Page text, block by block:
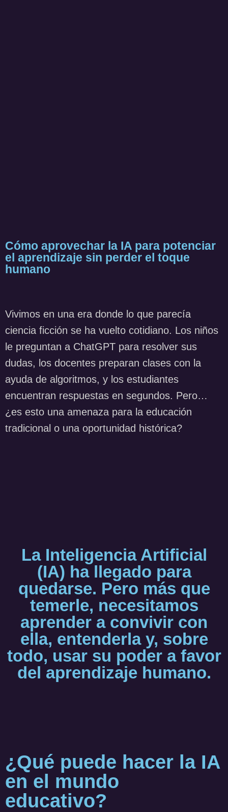
Cómo aprovechar la IA para potenciar
el aprendizaje sin perder el toque
humano
Vivimos en una era donde lo que parecía
ciencia ficción se ha vuelto cotidiano. Los niños
le preguntan a ChatGPT para resolver sus
dudas, los docentes preparan clases con la
ayuda de algoritmos, y los estudiantes
encuentran respuestas en segundos. Pero…
¿es esto una amenaza para la educación
tradicional o una oportunidad histórica?
La Inteligencia Artificial
(IA) ha llegado para
quedarse. Pero más que
temerle, necesitamos
aprender a convivir con
ella, entenderla y, sobre
todo, usar su poder a favor
del aprendizaje humano.
¿Qué puede hacer la IA
en el mundo
educativo?